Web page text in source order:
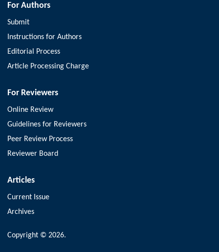
For Authors
Submit
Instructions for Authors
Editorial Process
Article Processing Charge
For Reviewers
Online Review
Guidelines for Reviewers
Peer Review Process
Reviewer Board
Articles
Current Issue
Archives
Copyright © 2026.